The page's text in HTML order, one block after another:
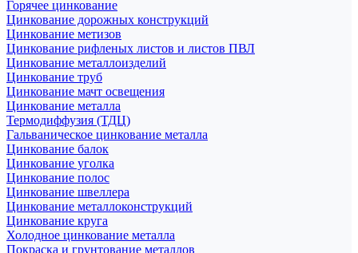
Горячее цинкование
Цинкование дорожных конструкций
Цинкование метизов
Цинкование рифленых листов и листов ПВЛ
Цинкование металлоизделий
Цинкование труб
Цинкование мачт освещения
Цинкование металла
Термодиффузия (ТДЦ)
Гальваническое цинкование металла
Цинкование балок
Цинкование уголка
Цинкование полос
Цинкование швеллера
Цинкование металлоконструкций
Цинкование круга
Холодное цинкование металла
Покраска и грунтование металлов